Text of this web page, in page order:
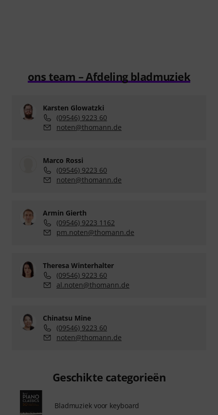
ons team – Afdeling bladmuziek
Karsten Glowatzki
(09546) 9223 60
noten@thomann.de
Marco Rossi
(09546) 9223 60
noten@thomann.de
Armin Gierth
(09546) 9223 1162
pm.noten@thomann.de
Theresa Winterhalter
(09546) 9223 60
al.noten@thomann.de
Chinatsu Mine
(09546) 9223 60
noten@thomann.de
Geschikte categorieën
Bladmuziek voor keyboard